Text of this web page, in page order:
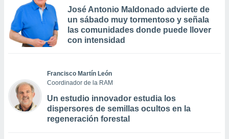
José Antonio Maldonado advierte de
un sábado muy tormentoso y señala
las comunidades donde puede llover
con intensidad
Francisco Martín León
Coordinador de la RAM
Un estudio innovador estudia los
dispersores de semillas ocultos en la
regeneración forestal